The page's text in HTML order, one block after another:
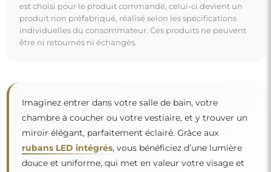
est choisi pour le produit commandé, celui-ci devient un
produit non préfabriqué, réalisé selon les spécifications
individuelles du consommateur. Ces produits ne peuvent
être ni retournés ni échangés.
Imaginez entrer dans votre salle de bain, votre
chambre à coucher ou votre vestiaire, et y trouver un
miroir élégant, parfaitement éclairé. Grâce aux
rubans LED intégrés, vous bénéficiez d’une lumière
douce et uniforme, qui met en valeur votre visage et